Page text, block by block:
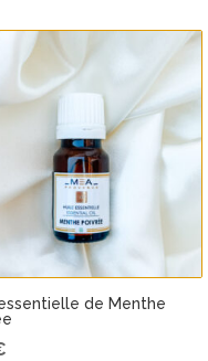
4,00€
de Menthe